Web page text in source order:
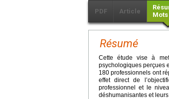
PDF Article
Résumé
Cette étude vise à
psychologiques perçues
180 professionnels ont
effet direct de
professionnel et le
déshumanisantes et